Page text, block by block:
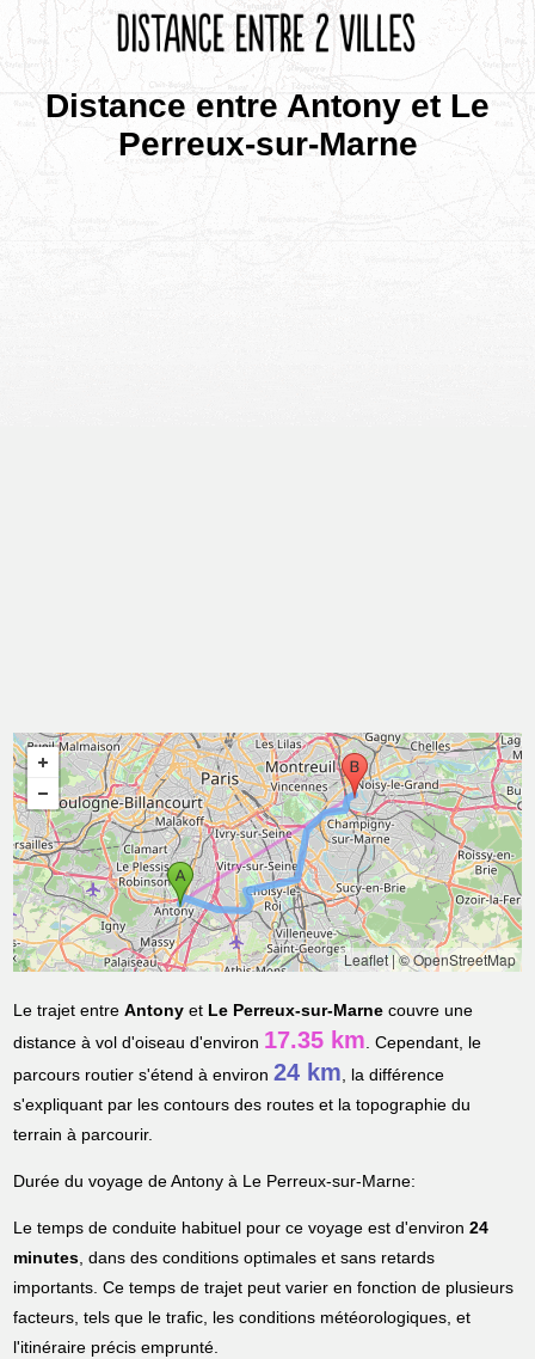
Distance entre Antony et Le
Perreux-sur-Marne
Leaflet|© OpenStreetMap
Le trajet entreAntony et Le Perreux-sur-Marne couvre une
distance à vol d'oiseau d'environ 17.35 km. Cependant, le
parcours routier s'étend à environ24 km, la différence
s'expliquant par les contours des routes et la topographie du
terrain à parcourir.
Durée du voyage de Antony à Le Perreux-sur-Marne:
Le temps de conduite habituel pour ce voyage est d'environ24
minutes, dans des conditions optimales et sans retards
importants. Ce temps de trajet peut varier en fonction de plusieurs
facteurs, tels que le trafic, les conditions météorologiques, et
l'itinéraire précis emprunté.